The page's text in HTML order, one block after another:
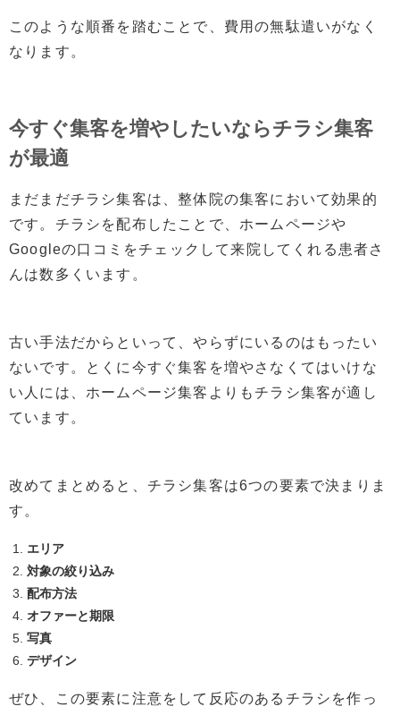
このような順番を踏むことで、費用の無駄遣いがなく
なります。
今すぐ集客を増やしたいならチラシ集客
が最適
まだまだチラシ集客は、整体院の集客において効果的
です。チラシを配布したことで、ホームページや
Googleの口コミをチェックして来院してくれる患者さ
んは数多くいます。
古い手法だからといって、やらずにいるのはもったい
ないです。とくに今すぐ集客を増やさなくてはいけな
い人には、ホームページ集客よりもチラシ集客が適し
ています。
改めてまとめると、チラシ集客は6つの要素で決まりま
す。
エリア
対象の絞り込み
配布方法
オファーと期限
写真
デザイン
ぜひ、この要素に注意をして反応のあるチラシを作っ